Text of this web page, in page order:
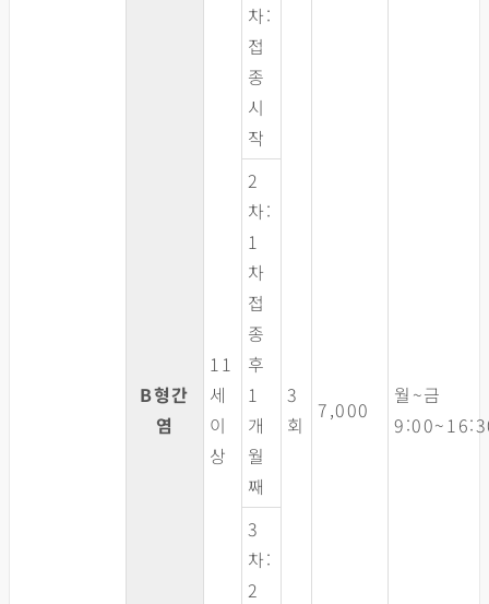
B형간
염
11
세
이
상
차:
접
종
시
작
3
회
7,000
월~금
2
차:
1
차
접
종
후
1
개
월
째
3
차:
2